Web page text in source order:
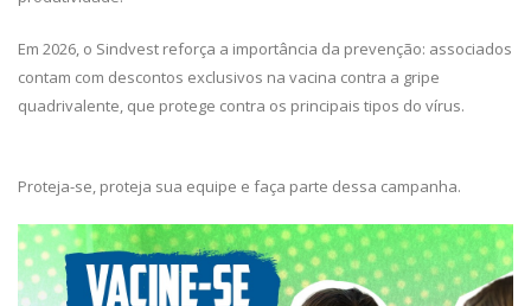
Em 2026, o Sindvest reforça a importância da prevenção: associados
contam com descontos exclusivos na vacina contra a gripe
quadrivalente, que protege contra os principais tipos do vírus.
Proteja-se, proteja sua equipe e faça parte dessa campanha.